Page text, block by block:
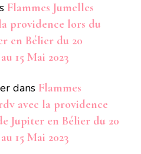
Flammes Jumelles
providence lors du
en Bélier du 20
15 Mai 2023
dans Flammes
avec la providence
Jupiter en Bélier du 20
15 Mai 2023